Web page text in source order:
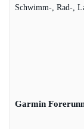
Garmin